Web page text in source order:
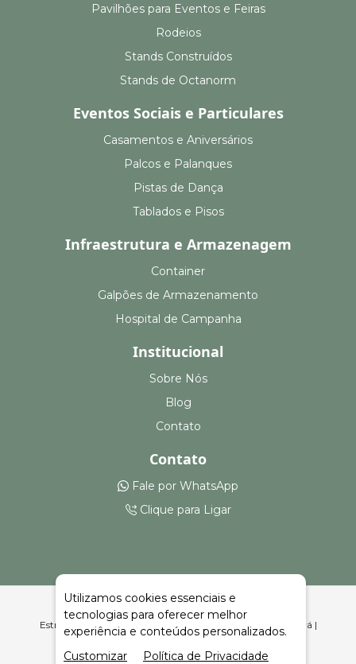
Pavilhões para Eventos e Feiras
Rodeios
Stands Construídos
Stands de Octanorm
Eventos Sociais e Particulares
Casamentos e Aniversários
Palcos e Palanques
Pistas de Dança
Tablados e Pisos
Infraestrutura e Armazenagem
Container
Galpões de Armazenamento
Hospital de Campanha
Institucional
Sobre Nós
Blog
Contato
Contato
Fale por WhatsApp
Clique para Ligar
Estruturas para Feiras, Eventos e Armazenagem Grão Pará |
Celeiro Feiras e Eventos
Utilizamos cookies essenciais e
tecnologias para oferecer melhor
experiência e conteúdos personalizados.
Customizar
Política de Privacidade